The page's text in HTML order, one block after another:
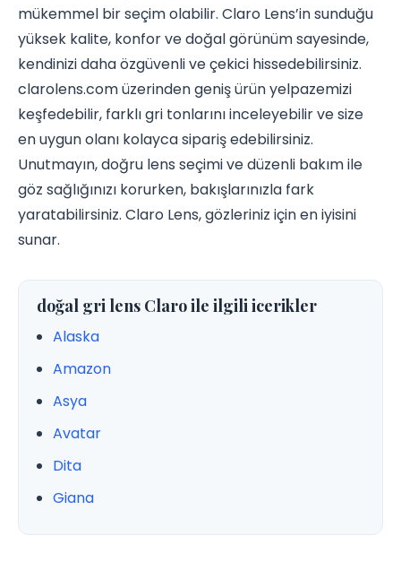
mükemmel bir seçim olabilir. Claro Lens’in sunduğu
yüksek kalite, konfor ve doğal görünüm sayesinde,
kendinizi daha özgüvenli ve çekici hissedebilirsiniz.
clarolens.com üzerinden geniş ürün yelpazemizi
keşfedebilir, farklı gri tonlarını inceleyebilir ve size
en uygun olanı kolayca sipariş edebilirsiniz.
Unutmayın, doğru lens seçimi ve düzenli bakım ile
göz sağlığınızı korurken, bakışlarınızla fark
yaratabilirsiniz. Claro Lens, gözleriniz için en iyisini
sunar.
doğal gri lens Claro ile ilgili icerikler
Alaska
Amazon
Asya
Avatar
Dita
Giana